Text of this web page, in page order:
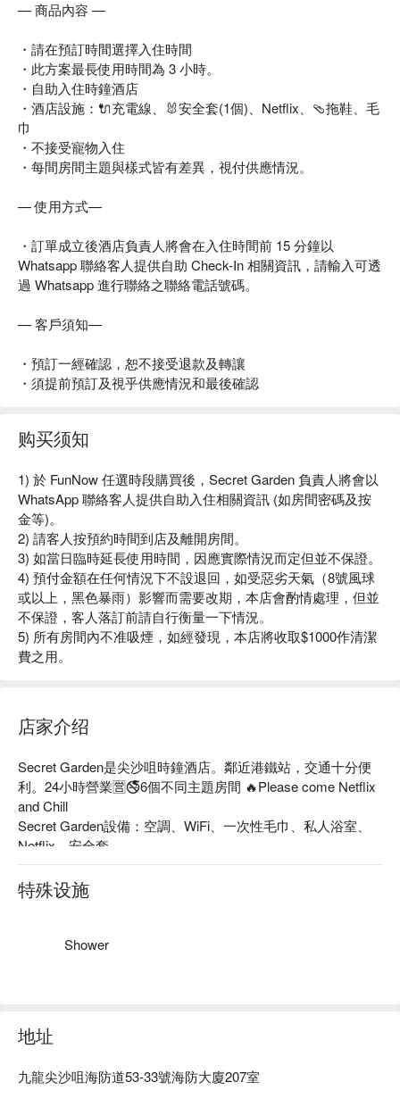
— 商品內容 —
・請在預訂時間選擇入住時間
・此方案最長使用時間為 3 小時。
・自助入住時鐘酒店
・酒店設施：🔌充電線、🐰安全套(1個)、Netflix、🩴拖鞋、毛
巾
・不接受寵物入住
・每間房間主題與樣式皆有差異，視付供應情況。
— 使用方式—
・訂單成立後酒店負責人將會在入住時間前 15 分鐘以
Whatsapp 聯絡客人提供自助 Check-In 相關資訊，請輸入可透
過 Whatsapp 進行聯絡之聯絡電話號碼。
— 客戶須知—
・預訂一經確認，恕不接受退款及轉讓
・須提前預訂及視乎供應情況和最後確認
购买须知
1) 於 FunNow 任選時段購買後，Secret Garden 負責人將會以
WhatsApp 聯絡客人提供自助入住相關資訊 (如房間密碼及按
金等)。
2) 請客人按預約時間到店及離開房間。
3) 如當日臨時延長使用時間，因應實際情況而定但並不保證。
4) 預付金額在任何情況下不設退回，如受惡劣天氣（8號風球
或以上，黑色暴雨）影響而需要改期，本店會酌情處理，但並
不保證，客人落訂前請自行衡量一下情況。
5) 所有房間內不准吸煙，如經發現，本店將收取$1000作清潔
費之用。
7) 如有發現入住人數和預約時不符，本店會收取額外費用或邀
請客人離開。
9) 預訂一經確認，不接受任何原因改期或任何退款，敬請留
意。
10) 請客人預訂前確保清楚明白本酒店的規則。
店家介绍
Secret Garden是尖沙咀時鐘酒店。鄰近港鐵站，交通十分便
利。24小時營業🈺🚭6個不同主題房間 🔥Please come Netflix
and Chill
Secret Garden設備：空調、WiFi、一次性毛巾、私人浴室、
Netflix、安全套
Secret Garden 推薦：距離尖沙咀地鐵站A出口只需要1分鐘路
程、全自助check in
Secret Garden 時鐘酒店、Secret Garden 自助爆房、Secret
特殊设施
Shower
地址
九龍尖沙咀海防道53-33號海防大廈207室